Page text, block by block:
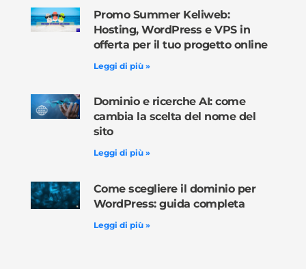
Promo Summer Keliweb:
Hosting, WordPress e VPS in
offerta per il tuo progetto online
Leggi di più »
Dominio e ricerche AI: come
cambia la scelta del nome del
sito
Leggi di più »
Come scegliere il dominio per
WordPress: guida completa
Leggi di più »